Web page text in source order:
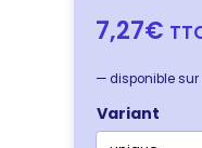
7,27€
— disponible
Variant